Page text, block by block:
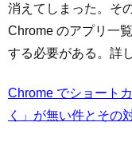
消えてしまった。そ
Chrome のアプリ一
する必要がある。詳
Chrome でショート
く」が無い件とその